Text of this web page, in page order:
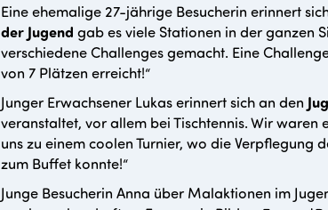
Eine ehemalige 27-jährige Besucherin erinnert
der Jugend gab es viele Stationen in der ganzen
verschiedene Challenges gemacht. Eine
von 7 Plätzen erreicht!“
Junger Erwachsener Lukas erinnert sich an den
veranstaltet, vor allem bei Tischtennis. Wir
uns zu einem coolen Turnier, wo die
zum Buffet konnte!“
Junge Besucherin Anna über Malaktionen im